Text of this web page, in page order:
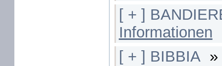
[ + ]
Informationen
[ + ] BIBBIA»